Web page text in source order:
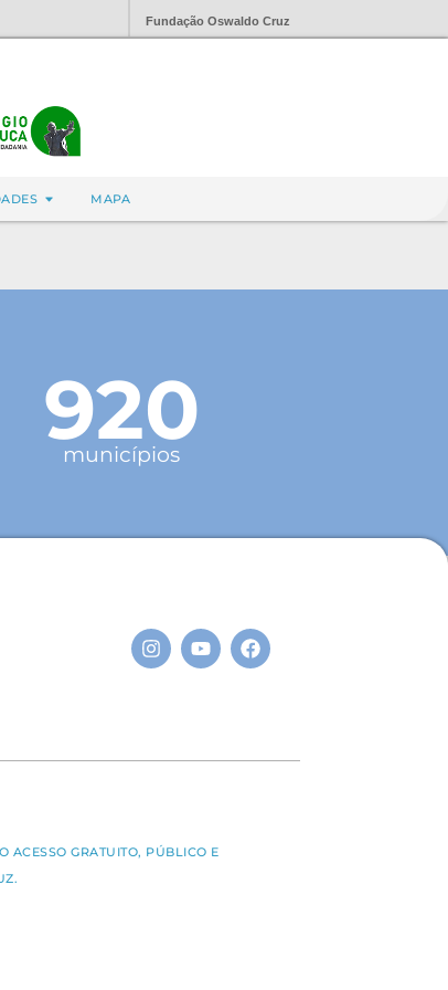
Fundação Oswaldo Cruz
MAPA
920
municípios
ACESSO GRATUITO, PÚBLICO E